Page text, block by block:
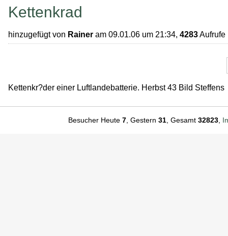
Kettenkrad
hinzugefügt von Rainer am 09.01.06 um 21:34, 4283Aufrufe
Kettenkr?der einer Luftlandebatterie. Herbst 43 Bild Steffens
Besucher Heute 7, Gestern 31, Gesamt 32823,